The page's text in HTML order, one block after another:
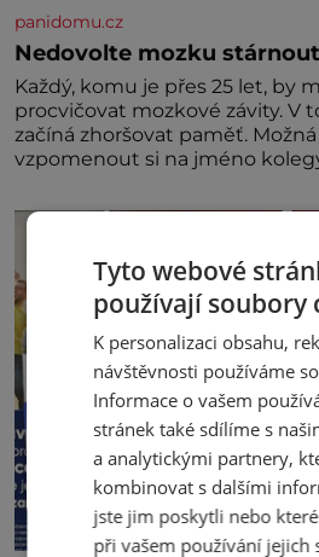
panidomu.cz
Nedovolte mozku stárnout
Každý, komu je přes 25 let, by
procvičovat mozkové závity. V
začíná zhoršovat paměť.
vzpomenout si na jméno
nedávno přečetli. Je to
Tyto webové
používají soubory
K personalizaci obsahu,
návštěvnosti používáme
Informace o vašem
stránek také sdílíme s
a analytickými partnery,
kombinovat s dalšími
jste jim poskytli nebo
při vašem používání jejich